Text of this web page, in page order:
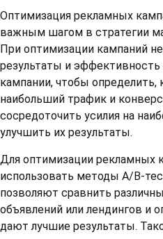
Оптимизация рекламных
важным шагом в стратегии
При оптимизации кампаний
результаты и
кампании, чтобы определить,
наибольший трафик и
сосредоточить усилия на
улучшить их результаты.
Для оптимизации рекламных
использовать методы A/B-
позволяют сравнить
объявлений или лендингов и
дают лучшие результаты.